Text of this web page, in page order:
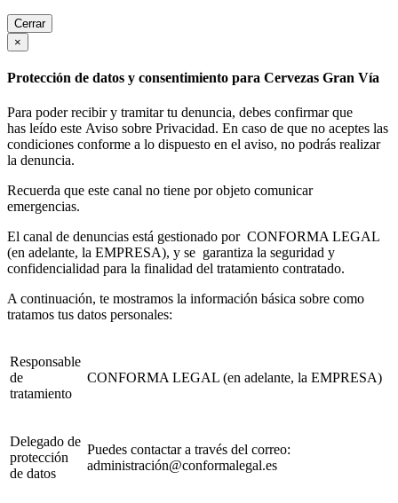
Cerrar
×
Protección de datos y consentimiento para Cervezas Gran Vía
Para poder recibir y tramitar tu denuncia, debes confirmar que
has leído este Aviso sobre Privacidad. En caso de que no aceptes las
condiciones conforme a lo dispuesto en el aviso, no podrás realizar
la denuncia.
Recuerda que este canal no tiene por objeto comunicar
emergencias.
El canal de denuncias está gestionado por CONFORMA LEGAL
(en adelante, la EMPRESA), y se garantiza la seguridad y
confidencialidad para la finalidad del tratamiento contratado.
A continuación, te mostramos la información básica sobre como
tratamos tus datos personales:
Responsable
de
tratamiento
CONFORMA LEGAL (en adelante, la EMPRESA)
Delegado de
protección
de datos
Puedes contactar a través del correo:
administración@conformalegal.es